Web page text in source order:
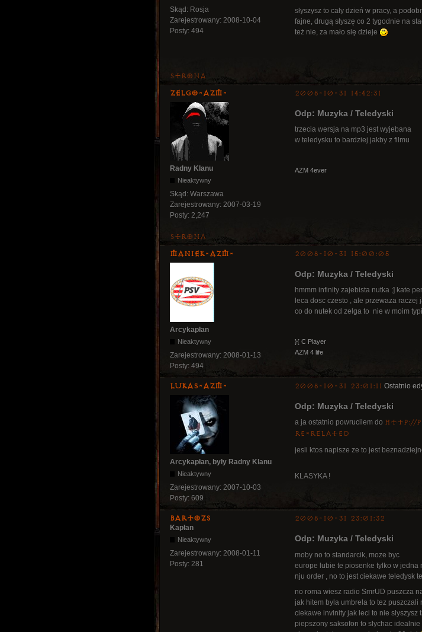
Skąd: Rosja
Zarejestrowany: 2008-10-04
Posty: 494
słyszysz to cały dzień w pracy, a
fajne, drugą słyszę co 2 tygodnie na
też nie, za mało się dzieje
Strona
ZelgO-AZM- 2008-10-31 14:42:31
Radny Klanu
Nieaktywny
Skąd: Warszawa
Zarejestrowany: 2007-03-19
Posty: 2,247
Odp: Muzyka / Teledyski
trzecia wersja na mp3 jest wyjebana
w teledysku to bardziej jakby z filmu
AZM 4ever
Strona
Maniek-AZM- 2008-10-31 15:00:05
Arcykapłan
Nieaktywny
Zarejestrowany: 2008-01-13
Posty: 494
Odp: Muzyka / Teledyski
hmmm infinity zajebista nutka ;] kate
leca dosc czesto , ale przewaza
co do nutek od zelga to nie w moim
}{ C Player
AZM 4 life
lukas-azm- 2008-10-31 23:01:11 Ostatnio
Arcykapłan, były Radny Klanu
Nieaktywny
Zarejestrowany: 2007-10-03
Posty: 609
Odp: Muzyka / Teledyski
a ja ostatnio powrucilem do http://
re=related
jesli ktos napisze ze to jest
KLASYKA !
bartozs 2008-10-31 23:01:32
Kapłan
Nieaktywny
Zarejestrowany: 2008-01-11
Posty: 281
Odp: Muzyka / Teledyski
moby no to standarcik, moze byc
europe lubie te piosenke tylko w jedna
nju order , no to jest ciekawe teledysk
no roma wiesz radio SmrUD puszcza
jak hitem byla umbrela to tez
ciekawe invinity jak leci to nie slyszysz
piepszony saksofon to slychac